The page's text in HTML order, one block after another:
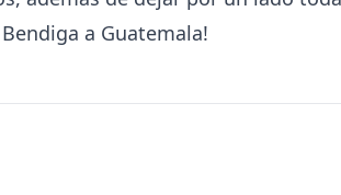
a Guatemala!